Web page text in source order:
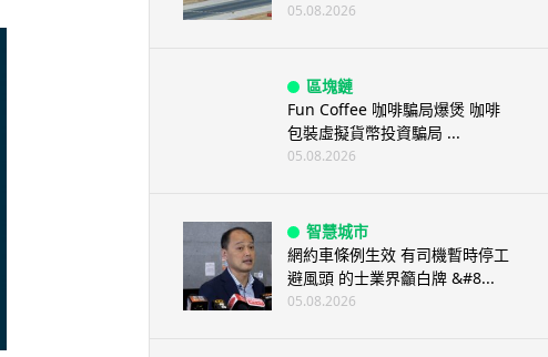
05.08.2026
區塊鏈
Fun Coffee 咖啡騙局爆煲 咖啡
包裝虛擬貨幣投資騙局 ...
05.08.2026
智慧城市
網約車條例生效 有司機暫時停工
避風頭 的士業界籲白牌 &#8...
05.08.2026